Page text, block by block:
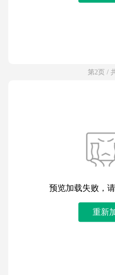
第2页 /
预览加载失败，
重新